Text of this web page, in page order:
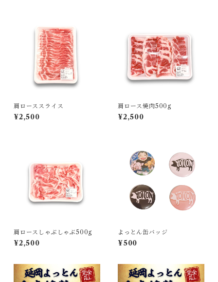
肩ローススライス
¥2,500
肩ロース焼肉500g
¥2,500
肩ロースしゃぶしゃぶ500g
¥2,500
よっとん缶バッジ
¥500